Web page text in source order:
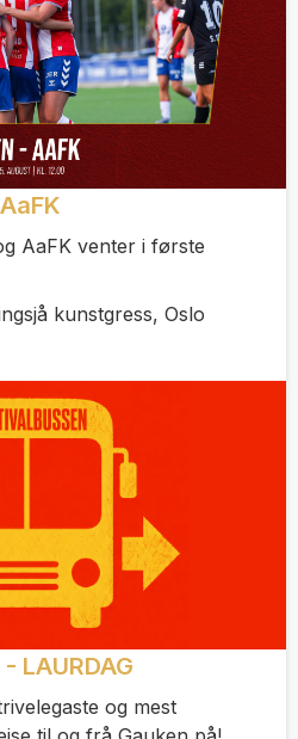
AaFK venter i første
kunstgress, Oslo
LAURDAG
og mest